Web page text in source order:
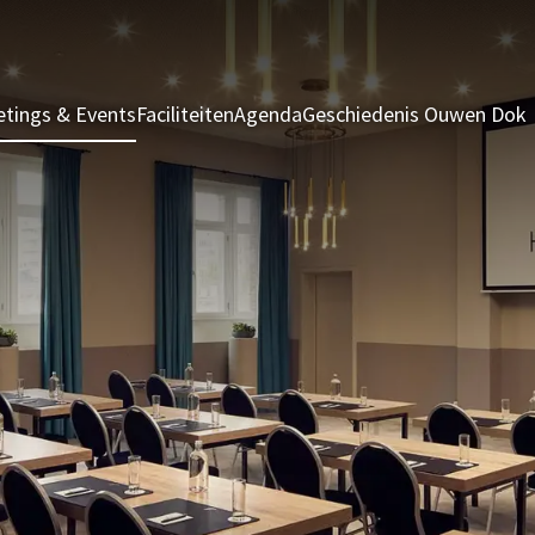
& EventsFaciliteitenAgendaGeschiedenis Ouwen Dok